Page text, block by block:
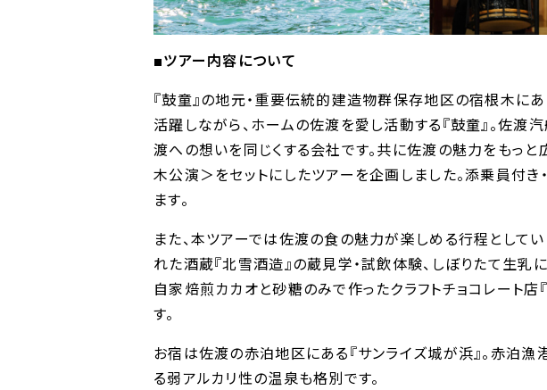
■ツアー内容について
『鼓童』の地元・重要伝統的建造物群保存地区の宿根木に
活躍しながら、ホームの佐渡を愛し活動する『鼓童』。佐
渡への想いを同じくする会社です。共に佐渡の魅力をもっ
木公演＞をセットにしたツアーを企画しました。添乗員付
ます。
また、本ツアーでは佐渡の食の魅力が楽しめる行程として
れた酒蔵『北雪酒造』の蔵見学・試飲体験、しぼりたて生乳
自家焙煎カカオと砂糖のみで作ったクラフトチョコレート
す。
お宿は佐渡の赤泊地区にある『サンライズ城が浜』。赤泊
る弱アルカリ性の温泉も格別です。